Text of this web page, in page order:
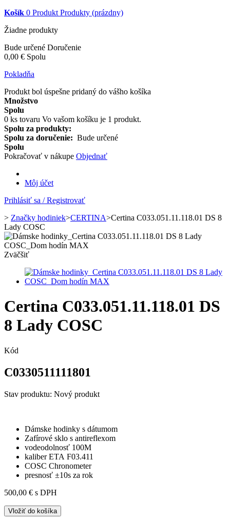
Košík 0 Produkt Produkty (prázdny)
Žiadne produkty
Bude určené Doručenie
0,00 € Spolu
Pokladňa
Produkt bol úspešne pridaný do vášho košíka
Množstvo
Spolu
0 ks tovaru Vo vašom košíku je 1 produkt.
Spolu za produkty:
Spolu za doručenie: Bude určené
Spolu
Pokračovať v nákupe Objednať
Môj účet
Prihlásiť sa / Registrovať
> Značky hodiniek>CERTINA>Certina C033.051.11.118.01 DS 8
Lady COSC
Zväčšiť
Certina C033.051.11.118.01 DS
8 Lady COSC
Kód
C0330511111801
Stav produktu: Nový produkt
Dámske hodinky s dátumom
Zafírové sklo s antireflexom
vodeodolnosť 100M
kaliberETA F03.411
COSC Chronometer
presnosť ±10s za rok
500,00 € s DPH
Vložiť do košíka